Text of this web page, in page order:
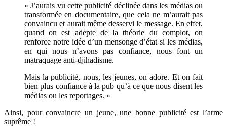
« J’aurais vu cette publicité déclinée dans les médias ou
transformée en documentaire, que cela ne m’aurait pas
convaincu et aurait même desservi le message. En effet,
quand on est adepte de la théorie du complot, on
renforce notre idée d’un mensonge d’état si les médias,
en qui nous n’avons pas confiance, nous font un
matraquage anti-djihadisme.
Mais la publicité, nous, les jeunes, on adore. Et on fait
bien plus confiance à la pub qu’à ce que nous disent les
médias ou les reportages. »
Ainsi, pour convaincre un jeune, une bonne publicité est l’arme
suprême !